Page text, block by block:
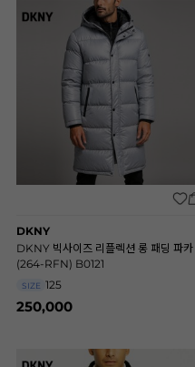
DKNY
DKNY 빅사이즈 리플렉션 롱 패딩 파카
(264-RFN) B0121
SIZE 125
250,000